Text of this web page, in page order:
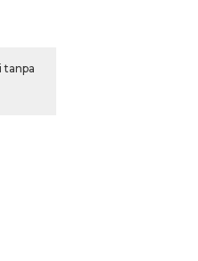
tanpa